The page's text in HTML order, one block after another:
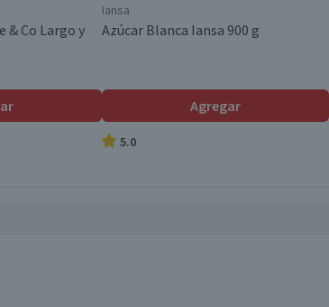
Válida hasta su fecha de caducidad
& Co Largo y
Iansa
Azúcar Blanca Iansa 900 g
Agregar
5.0